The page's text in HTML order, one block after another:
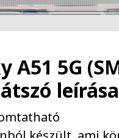
A51 5G
leírása